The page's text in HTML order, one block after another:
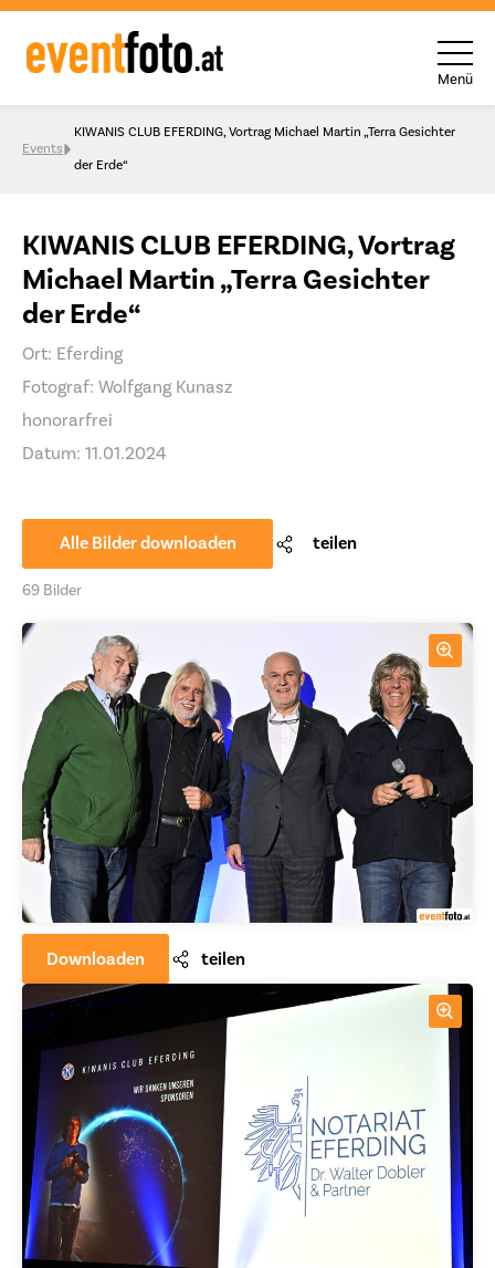
Skip to content
Menü
Events
KIWANIS CLUB EFERDING, Vortrag Michael Martin „Terra Gesichter
der Erde“
KIWANIS CLUB EFERDING, Vortrag
Michael Martin „Terra Gesichter
der Erde“
Ort: Eferding
Fotograf: Wolfgang Kunasz
honorarfrei
Datum: 11.01.2024
Alle Bilder downloaden teilen
69 Bilder
Downloaden teilen